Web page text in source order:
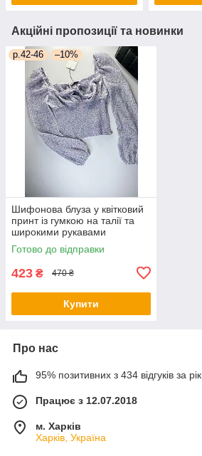
Акційні пропозиції та новинки
р.42-46 –10%
Шифонова блуза у квітковий
принт із гумкою на талії та
широкими рукавами
ліхтариками (р. 42-44)
1131026r
Готово до відправки
423 ₴ 470 ₴
Купити
Про нас
95% позитивних з 434 відгуків за рік
Працює з 12.07.2018
м. Харків
Харків, Україна